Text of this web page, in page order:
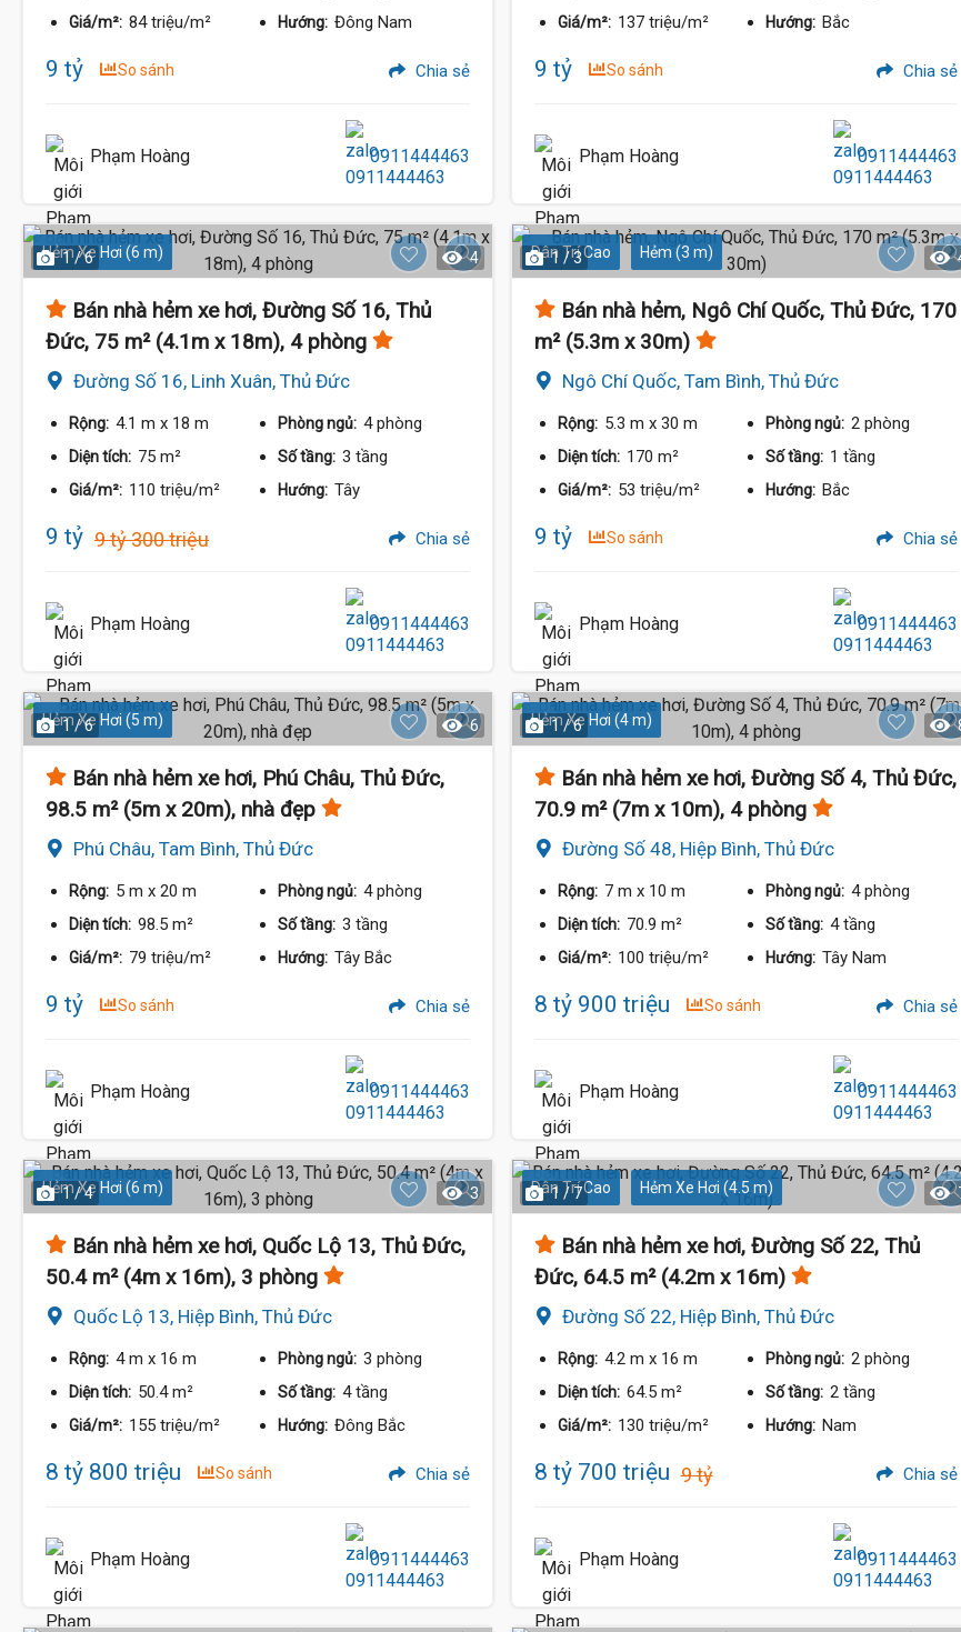
Giá/m²: 84 triệu/m² Hướng: Đông Nam
9 tỷ So sánh Chia sẻ
Phạm Hoàng 0911444463
Giá/m²: 137 triệu/m² Hướng: Bắc
9 tỷ So sánh Chia sẻ
Phạm Hoàng 0911444463
Hẻm Xe Hơi (6 m)
1 / 6 4
Bán nhà hẻm xe hơi, Đường Số 16, Thủ
Đức, 75 m² (4.1m x 18m), 4 phòng
Đường Số 16, Linh Xuân, Thủ Đức
Rộng: 4.1 m x 18 m Phòng ngủ: 4 phòng
Diện tích: 75 m² Số tầng: 3 tầng
Giá/m²: 110 triệu/m² Hướng: Tây
9 tỷ 9 tỷ 300 triệu Chia sẻ
Phạm Hoàng 0911444463
Dân Trí Cao Hẻm (3 m)
1 / 3
Bán nhà hẻm, Ngô Chí Quốc, Thủ Đức, 170
m² (5.3m x 30m)
Ngô Chí Quốc, Tam Bình, Thủ Đức
Rộng: 5.3 m x 30 m Phòng ngủ: 2 phòng
Diện tích: 170 m² Số tầng: 1 tầng
Giá/m²: 53 triệu/m² Hướng: Bắc
9 tỷ So sánh Chia sẻ
Phạm Hoàng 0911444463
Hẻm Xe Hơi (5 m)
1 / 6 6
Bán nhà hẻm xe hơi, Phú Châu, Thủ Đức,
98.5 m² (5m x 20m), nhà đẹp
Phú Châu, Tam Bình, Thủ Đức
Rộng: 5 m x 20 m Phòng ngủ: 4 phòng
Diện tích: 98.5 m² Số tầng: 3 tầng
Giá/m²: 79 triệu/m² Hướng: Tây Bắc
9 tỷ So sánh Chia sẻ
Phạm Hoàng 0911444463
Hẻm Xe Hơi (4 m)
1 / 6
Bán nhà hẻm xe hơi, Đường Số 4, Thủ Đức,
70.9 m² (7m x 10m), 4 phòng
Đường Số 48, Hiệp Bình, Thủ Đức
Rộng: 7 m x 10 m Phòng ngủ: 4 phòng
Diện tích: 70.9 m² Số tầng: 4 tầng
Giá/m²: 100 triệu/m² Hướng: Tây Nam
8 tỷ 900 triệu So sánh Chia sẻ
Phạm Hoàng 0911444463
Hẻm Xe Hơi (6 m)
1 / 4 3
Bán nhà hẻm xe hơi, Quốc Lộ 13, Thủ Đức,
50.4 m² (4m x 16m), 3 phòng
Quốc Lộ 13, Hiệp Bình, Thủ Đức
Rộng: 4 m x 16 m Phòng ngủ: 3 phòng
Diện tích: 50.4 m² Số tầng: 4 tầng
Giá/m²: 155 triệu/m² Hướng: Đông Bắc
8 tỷ 800 triệu So sánh Chia sẻ
Phạm Hoàng 0911444463
Dân Trí Cao Hẻm Xe Hơi (4.5 m)
1 / 7
Bán nhà hẻm xe hơi, Đường Số 22, Thủ
Đức, 64.5 m² (4.2m x 16m)
Đường Số 22, Hiệp Bình, Thủ Đức
Rộng: 4.2 m x 16 m Phòng ngủ: 2 phòng
Diện tích: 64.5 m² Số tầng: 2 tầng
Giá/m²: 130 triệu/m² Hướng: Nam
8 tỷ 700 triệu 9 tỷ Chia sẻ
Phạm Hoàng 0911444463